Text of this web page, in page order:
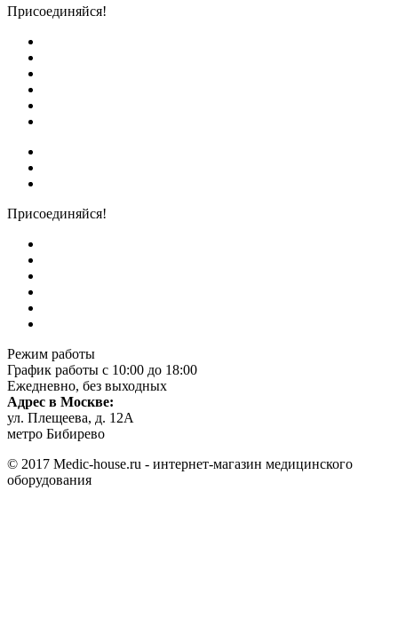
Присоединяйся!
Присоединяйся!
Режим работы
График работы с 10:00 до 18:00
Ежедневно, без выходных
Адрес в Москве:
ул. Плещеева, д. 12А
метро Бибирево
© 2017 Medic-house.ru - интернет-магазин медицинского
оборудования